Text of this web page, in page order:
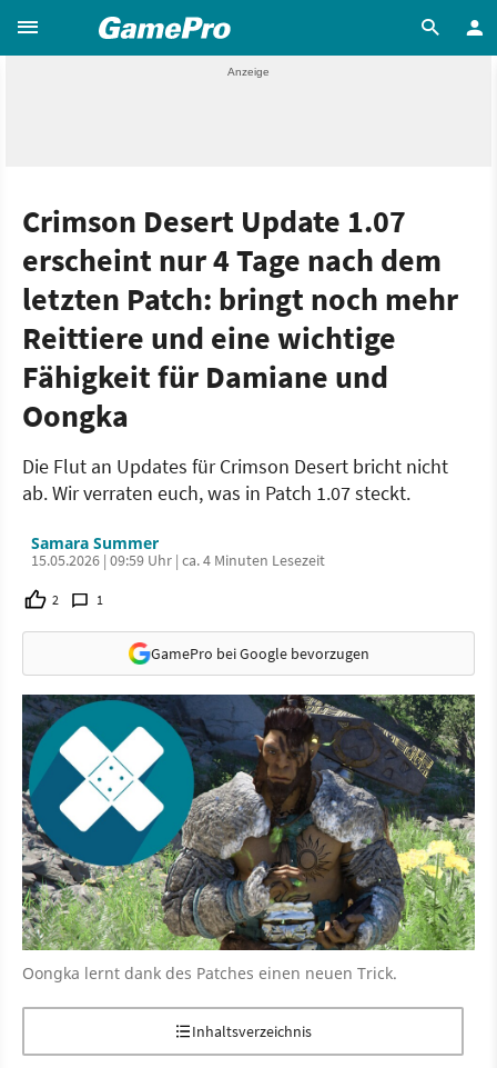
Crimson Desert Update 1.07
erscheint nur 4 Tage nach dem
letzten Patch: bringt noch mehr
Reittiere und eine wichtige
Fähigkeit für Damiane und
Oongka
Die Flut an Updates für Crimson Desert bricht nicht
ab. Wir verraten euch, was in Patch 1.07 steckt.
Samara Summer
15.05.2026 | 09:59 Uhr | ca. 4 Minuten Lesezeit
2 1
GamePro bei Google bevorzugen
Oongka lernt dank des Patches einen neuen Trick.
Inhaltsverzeichnis